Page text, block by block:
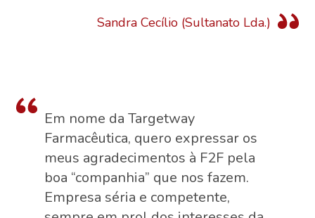
Sandra Cecílio (Sultanato Lda.)
Em nome da Targetway
Farmacêutica, quero expressar os
meus agradecimentos à F2F pela
boa “companhia” que nos fazem.
Empresa séria e competente,